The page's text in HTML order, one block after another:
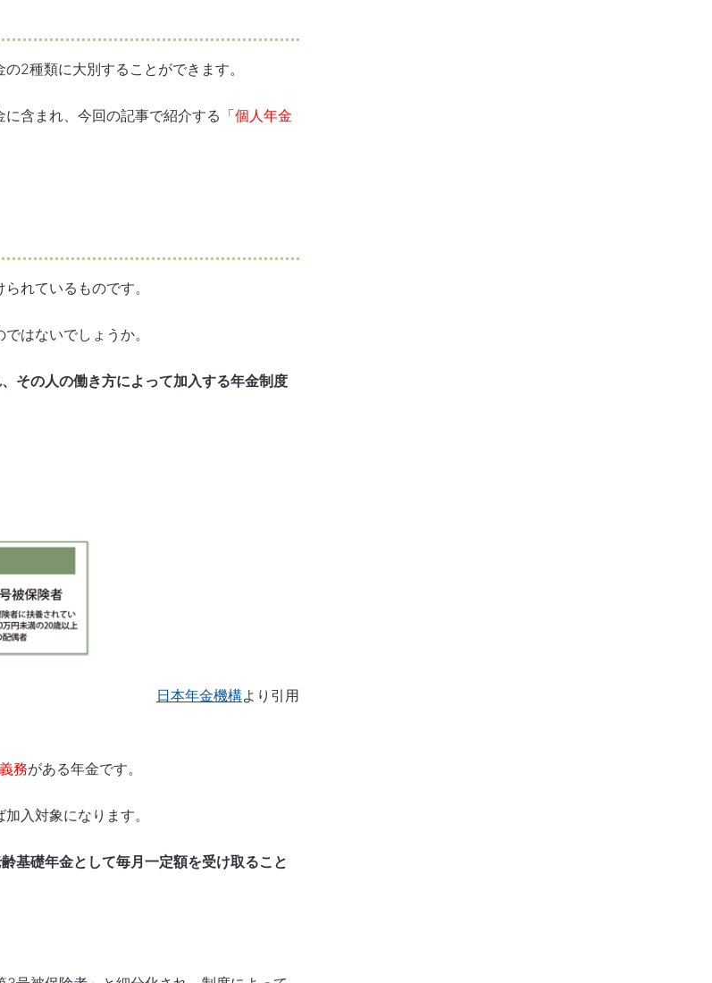
2種類に大別することができます。
に含まれ、今回の記事で紹介する「個人年金
れているものです。
はないでしょうか。
その人の働き方によって加入する年金制度
日本年金機構より引用
務がある年金です。
入対象になります。
基礎年金として毎月一定額を受け取ること